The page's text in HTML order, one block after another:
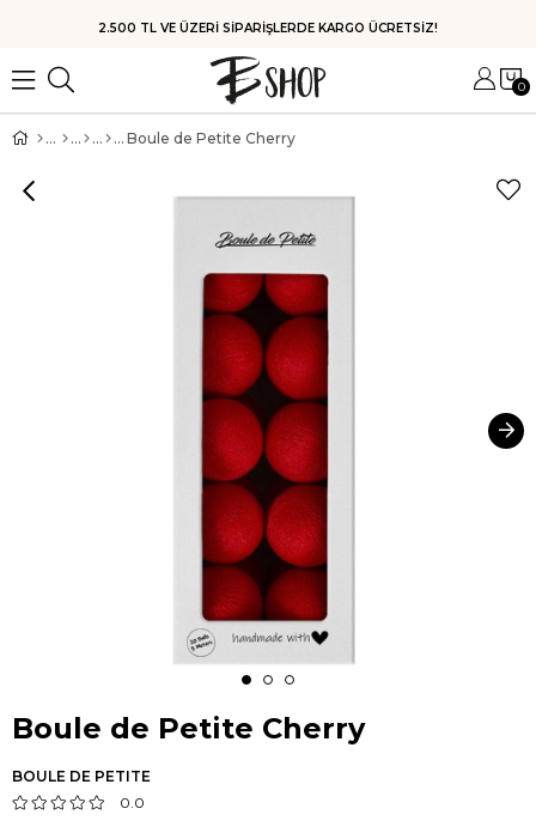
HIZLI KARGO
0
Boule de Petite Cherry
Boule de Petite Cherry
BOULE DE PETITE
0.0